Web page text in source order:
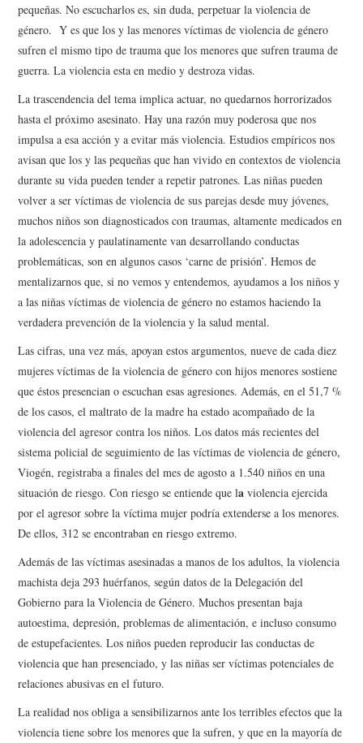
pequeñas. No escucharlos es, sin duda, perpetuar la violencia de
género. Y es que los y las menores víctimas de violencia de género
sufren el mismo tipo de trauma que los menores que sufren trauma de
guerra. La violencia esta en medio y destroza vidas.
La trascendencia del tema implica actuar, no quedarnos horrorizados
hasta el próximo asesinato. Hay una razón muy poderosa que nos
impulsa a esa acción y a evitar más violencia. Estudios empíricos nos
avisan que los y las pequeñas que han vivido en contextos de violencia
durante su vida pueden tender a repetir patrones. Las niñas pueden
volver a ser víctimas de violencia de sus parejas desde muy jóvenes,
muchos niños son diagnosticados con traumas, altamente medicados en
la adolescencia y paulatinamente van desarrollando conductas
problemáticas, son en algunos casos ‘carne de prisión’. Hemos de
mentalizarnos que, si no vemos y entendemos, ayudamos a los niños y
a las niñas víctimas de violencia de género no estamos haciendo la
verdadera prevención de la violencia y la salud mental.
Las cifras, una vez más, apoyan estos argumentos, nueve de cada diez
mujeres víctimas de la violencia de género con hijos menores sostiene
que éstos presencian o escuchan esas agresiones. Además, en el 51,7 %
de los casos, el maltrato de la madre ha estado acompañado de la
violencia del agresor contra los niños. Los datos más recientes del
sistema policial de seguimiento de las víctimas de violencia de género,
Viogén, registraba a finales del mes de agosto a 1.540 niños en una
situación de riesgo. Con riesgo se entiende que la violencia ejercida
por el agresor sobre la víctima mujer podría extenderse a los menores.
De ellos, 312 se encontraban en riesgo extremo.
Además de las víctimas asesinadas a manos de los adultos, la violencia
machista deja 293 huérfanos, según datos de la Delegación del
Gobierno para la Violencia de Género. Muchos presentan baja
autoestima, depresión, problemas de alimentación, e incluso consumo
de estupefacientes. Los niños pueden reproducir las conductas de
violencia que han presenciado, y las niñas ser víctimas potenciales de
relaciones abusivas en el futuro.
La realidad nos obliga a sensibilizarnos ante los terribles efectos que la
violencia tiene sobre los menores que la sufren, y que en la mayoría de